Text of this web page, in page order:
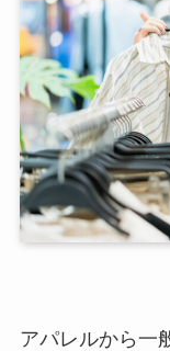
アパレルから一